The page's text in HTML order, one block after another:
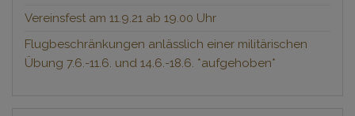
Vereinsfest am 11.9.21 ab 19.00 Uhr
Flugbeschränkungen anlässlich einer militärischen
Übung 7.6.-11.6. und 14.6.-18.6. *aufgehoben*